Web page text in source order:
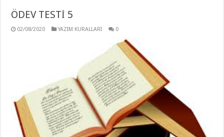
ÖDEV TESTİ 5
02/08/2020 YAZIM KURALLARI 0